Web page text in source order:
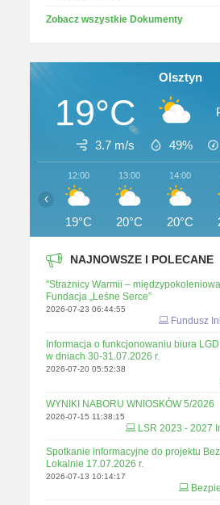
Zobacz wszystkie Dokumenty
Olsztyn
19°C
3.7 m/s 49%
12:00
19°C
13:00
20°C
14:00
20°C
‹
NAJNOWSZE I POLECANE
"Strażnicy Warmii –
Fundacja „Leśne Serce”
2026-07-23 06:44:55
Fundusz
Informacja o funkcjonowaniu biura
w dniach 30-31.07.2026 r.
2026-07-20 05:52:38
WYNIKI NABORU WNIOSKÓW 5/2026
2026-07-15 11:38:15
LSR 2023 - 2027
Spotkanie informacyjne do projektu
Lokalnie 17.07.2026 r.
2026-07-13 10:14:17